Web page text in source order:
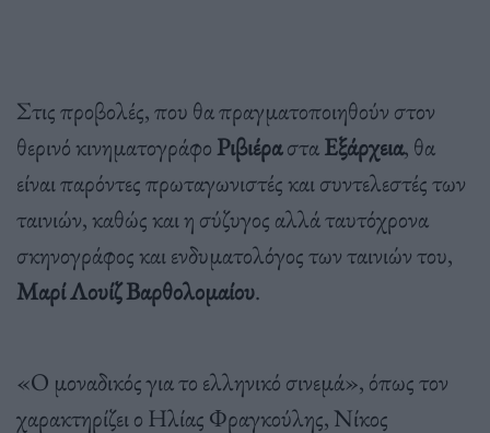
Στις προβολές, που θα πραγματοποιηθούν στον
θερινό κινηματογράφοΡιβιέρασταΕξάρχεια, θα
είναι παρόντες πρωταγωνιστές και συντελεστές των
ταινιών, καθώς και η σύζυγος αλλά ταυτόχρονα
σκηνογράφος και ενδυματολόγος των ταινιών του,
Μαρί Λουίζ Βαρθολομαίου.
«Ο μοναδικός για το ελληνικό σινεμά», όπως τον
χαρακτηρίζει ο Ηλίας Φραγκούλης, Νίκος